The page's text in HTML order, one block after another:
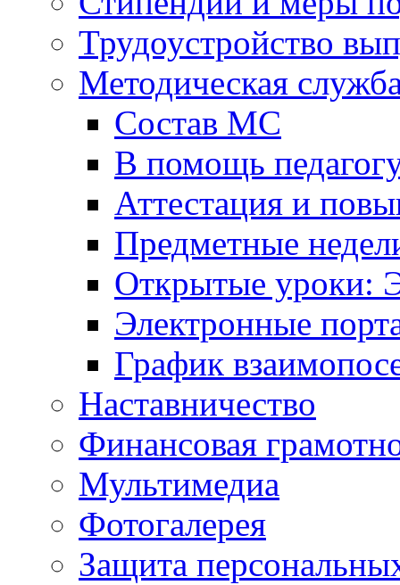
Трудоустройство
Методическая
Состав МС
В помощь
Аттестация и
Предметные
Открытые уроки:
Электронные
График
Наставничество
Финансовая
Мультимедиа
Фотогалерея
Защита